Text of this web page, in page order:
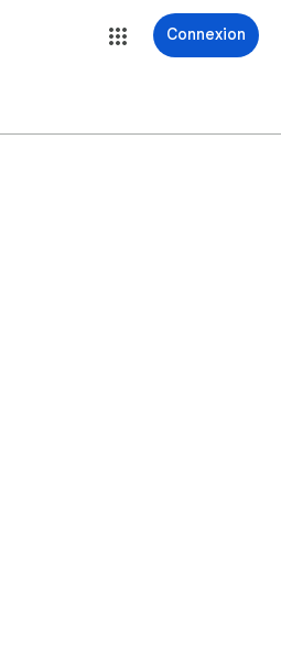
Connexion